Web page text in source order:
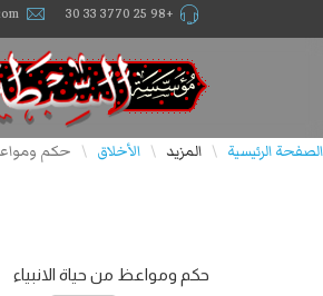
+98 25 3770 33 30
الصفحة الرئيسية \ المزيد \ الأخلاق \ حكم
حكم ومواعظ من حياة الانبياء